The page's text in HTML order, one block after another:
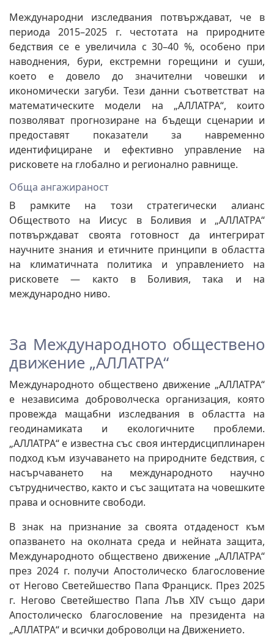
Международни изследвания потвърждават, че в
периода 2015–2025 г. честотата на природните
бедствия се е увеличила с 30–40 %, особено при
наводнения, бури, екстремни горещини и суши,
което е довело до значителни човешки и
икономически загуби. Тези данни съответстват на
математическите модели на „АЛЛАТРА“, които
позволяват прогнозиране на бъдещи сценарии и
предоставят показатели за навременно
идентифициране и ефективно управление на
рисковете на глобално и регионално равнище.
Обща ангажираност
В рамките на този стратегически алианс
Обществото на Иисус в Боливия и „АЛЛАТРА“
потвърждават своята готовност да интегрират
научните знания и етичните принципи в областта
на климатичната политика и управлението на
рисковете — както в Боливия, така и на
международно ниво.
За Международното обществено
движение „АЛЛАТРА“
Международното обществено движение „АЛЛАТРА“
е независима доброволческа организация, която
провежда мащабни изследвания в областта на
геодинамиката и екологичните проблеми.
„АЛЛАТРА“ е известна със своя интердисциплинарен
подход към изучаването на природните бедствия, с
насърчаването на международното научно
сътрудничество, както и със защитата на човешките
права и основните свободи.
В знак на признание за своята отдаденост към
опазването на околната среда и нейната защита,
Международното обществено движение „АЛЛАТРА“
през 2024 г. получи Апостолическо благословение
от Негово Светейшество Папа Франциск. През 2025
г. Негово Светейшество Папа Лъв XIV също дари
Апостолическо благословение на президента на
„АЛЛАТРА“ и всички доброволци на Движението.